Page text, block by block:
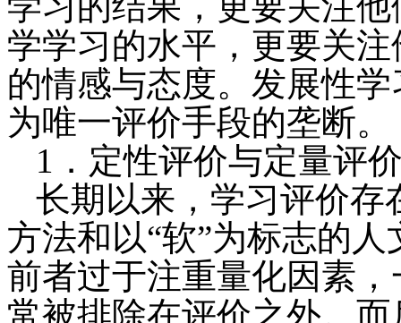
学学习的水平，更要关
的情感与态度。发展性
为唯一评价手段的垄断。
1．定性评价与定量评
长期以来，学习评价存
方法和以“软”为标志的
前者过于注重量化因素
常被排除在评价之外。